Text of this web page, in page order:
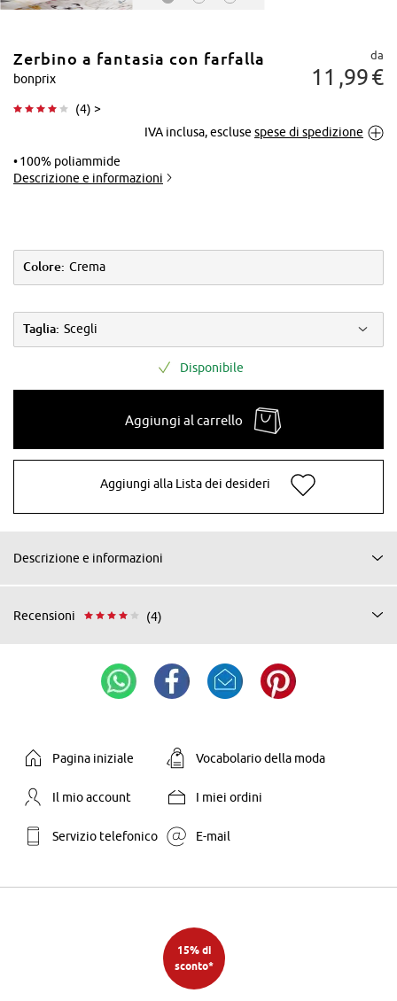
Tocca per
Zerbino a fantasia con farfalla
bonprix
(4) >
da
11 99€
IVA inclusa, escluse spese di spedizione
100% poliammide
Descrizione e informazioni
Colore: Crema
Taglia: Scegli
Disponibile
Aggiungi al carrello
Aggiungi alla Lista dei desideri
Descrizione e informazioni
Recensioni (4)
Pagina iniziale Vocabolario della moda
Il mio account I miei ordini
Servizio telefonico E-mail
15% di
sconto*